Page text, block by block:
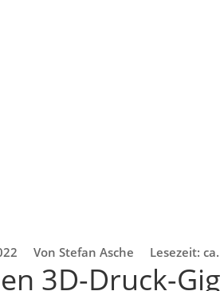
Von Stefan Asche Lesezeit:
3D-Druck-